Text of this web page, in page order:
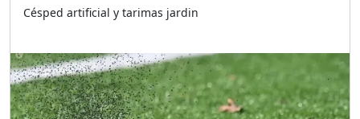
Césped artificial y tarimas jardin